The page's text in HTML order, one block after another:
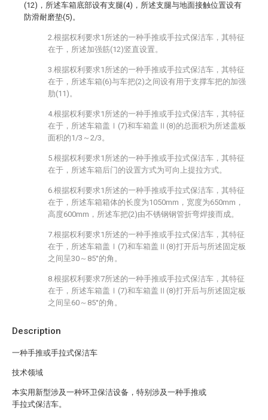
Description
一种手推或手拉式保洁车
技术领域
本实用新型涉及一种环卫保洁设备，特别涉及一种手推或
手拉式保洁车。
(12)，所述车箱底部设有支腿(4)，所述支腿与地面接触位置设有
防滑耐磨垫(5)。
2.根据权利要求1所述的一种手推或手拉式保洁车，其特征
在于，所述加强筋(12)竖直设置。
3.根据权利要求1所述的一种手推或手拉式保洁车，其特征
在于，所述车箱(6)与车把(2)之间设有用于支撑车把的加强
肋(11)。
4.根据权利要求1所述的一种手推或手拉式保洁车，其特征
在于，所述车箱盖Ⅰ(7)和车箱盖Ⅱ(8)的总面积为所述盖板
面积的1/3～2/3。
5.根据权利要求1所述的一种手推或手拉式保洁车，其特征
在于，所述车箱后门的设置方式为可向上提拉方式。
6.根据权利要求1所述的一种手推或手拉式保洁车，其特征
在于，所述车箱箱体的长度为1050mm，宽度为650mm，
高度600mm，所述车把(2)由不锈钢钢管折弯焊接而成。
7.根据权利要求1所述的一种手推或手拉式保洁车，其特征
在于，所述车箱盖Ⅰ(7)和车箱盖Ⅱ(8)打开后与所述固定板
之间呈30～85°的角。
8.根据权利要求7所述的一种手推或手拉式保洁车，其特征
在于，所述车箱盖Ⅰ(7)和车箱盖Ⅱ(8)打开后与所述固定板
之间呈60～85°的角。